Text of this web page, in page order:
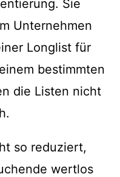
Sie
Unternehmen
Longlist für
bestimmten
die Listen nicht
so reduziert,
wertlos